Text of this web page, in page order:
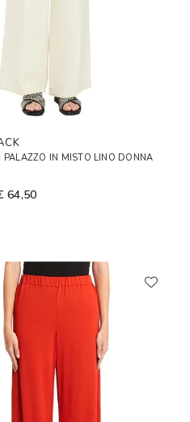
PALAZZO IN MISTO LINO DONNA
64,50